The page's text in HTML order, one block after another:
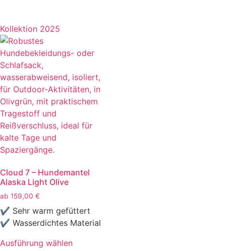
Kollektion 2025
Cloud 7 – Hundemantel
Alaska Light Olive
ab 159,00 €
✔ Sehr warm gefüttert
✔ Wasserdichtes Material
Ausführung wählen